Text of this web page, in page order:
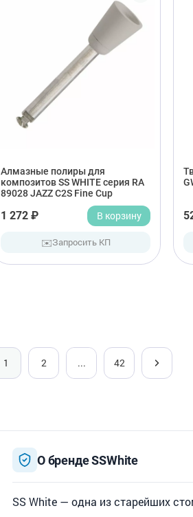
Алмазные полиры для
композитов SS WHITE серия RA
89028 JAZZ C2S Fine Cup
1 272 ₽ В корзину
✉️Запросить КП
1 2 ... 42
О бренде SSWhite
SS White — одна из старейших